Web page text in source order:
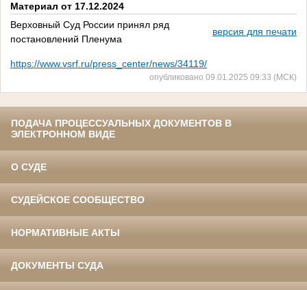
Материал от 17.12.2024
Верховный Суд России принял ряд
постановлений Пленума
версия для печати
https://www.vsrf.ru/press_center/news/34119/
опубликовано 09.01.2025 09:33 (МСК)
ПОДАЧА ПРОЦЕССУАЛЬНЫХ ДОКУМЕНТОВ В
ЭЛЕКТРОННОМ ВИДЕ
О СУДЕ
СУДЕЙСКОЕ СООБЩЕСТВО
НОРМАТИВНЫЕ АКТЫ
ДОКУМЕНТЫ СУДА